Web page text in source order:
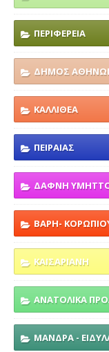
ΠΕΡΙΦΕΡΕΙΑ
ΔΗΜΟΣ
ΚΑΛΛΙΘΕΑ
ΠΕΙΡΑΙΑΣ
ΔΑΦΝΗ
ΒΑΡΗ-
ΚΑΙΣΑΡΙΑΝΗ
ΑΝΑΤΟΛΙΚΑ
ΜΑΝΔΡΑ -